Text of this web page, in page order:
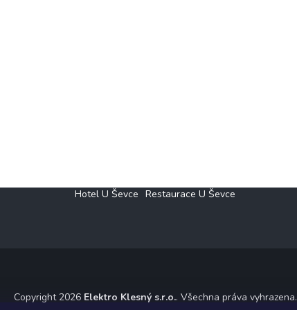
Hotel U Ševce Restaurace U Ševce
Copyright 2026 Elektro Klesný s.r.o.. Všechna práva vyhrazena.